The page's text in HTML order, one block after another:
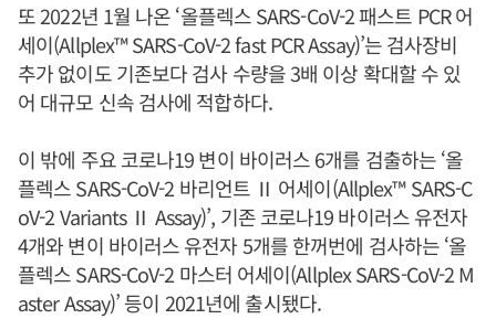
또 2022년 1월 나온 ‘올플렉스 SARS-CoV-2 패스트 PCR 어
세이(Allplex™ SARS-CoV-2 fast PCR Assay)’는 검사장비
추가 없이도 기존보다 검사 수량을 3배 이상 확대할 수 있
어 대규모 신속 검사에 적합하다.
이 밖에 주요 코로나19 변이 바이러스 6개를 검출하는 ‘올
플렉스 SARS-CoV-2 바리언트 Ⅱ 어세이(Allplex™ SARS-C
oV-2 Variants Ⅱ Assay)’, 기존 코로나19 바이러스 유전자
4개와 변이 바이러스 유전자 5개를 한꺼번에 검사하는 ‘올
플렉스 SARS-CoV-2 마스터 어세이(Allplex SARS-CoV-2 M
aster Assay)’ 등이 2021년에 출시됐다.